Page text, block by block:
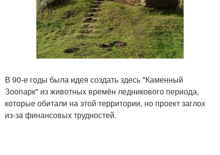
В 90-е годы была идея создать здесь "Каменный
Зоопарк" из животных времён ледникового периода,
которые обитали на этой территории, но проект заглох
из-за финансовых трудностей.